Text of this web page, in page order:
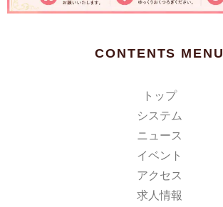
CONTENTS MENU
トップ
システム
ニュース
イベント
アクセス
求人情報